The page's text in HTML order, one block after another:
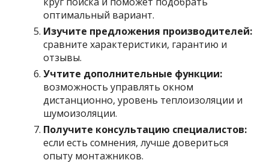
оптимальный вариант.
Изучите предложения производителей:
сравните характеристики, гарантию и
отзывы.
Учтите дополнительные функции:
возможность управлять окном
дистанционно, уровень теплоизоляции и
шумоизоляции.
Получите консультацию специалистов:
если есть сомнения, лучше довериться
опыту монтажников.